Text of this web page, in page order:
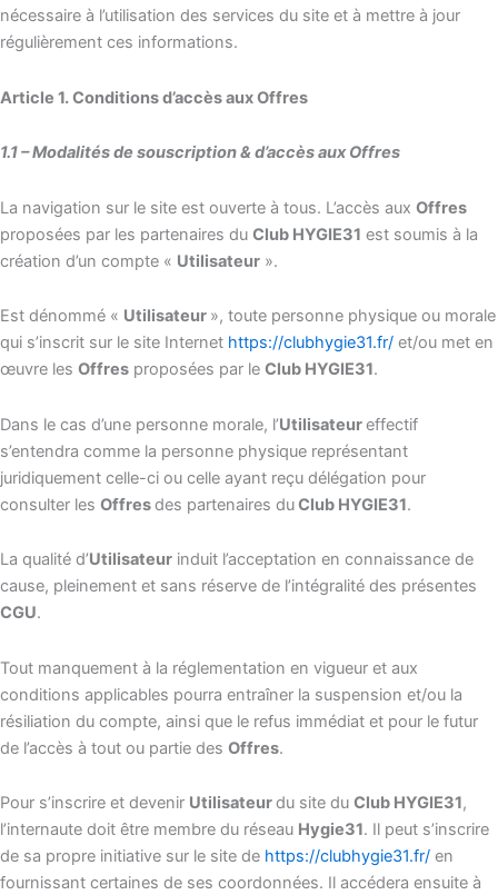
nécessaire à l’utilisation des services du site et à mettre à jour
régulièrement ces informations.
Article 1. Conditions d’accès aux Offres
1.1 – Modalités de souscription & d’accès aux Offres
La navigation sur le site est ouverte à tous. L’accès aux Offres
proposées par les partenaires du Club HYGIE31 est soumis à la
création d’un compte « Utilisateur ».
Est dénommé « Utilisateur », toute personne physique ou morale
qui s’inscrit sur le site Internet https://clubhygie31.fr/ et/ou met en
œuvre les Offres proposées par le Club HYGIE31.
Dans le cas d’une personne morale, l’Utilisateureffectif
s’entendra comme la personne physique représentant
juridiquement celle-ci ou celle ayant reçu délégation pour
consulter les Offresdes partenaires duClub HYGIE31.
La qualité d’Utilisateur induit l’acceptation en connaissance de
cause, pleinement et sans réserve de l’intégralité des présentes
CGU.
Tout manquement à la réglementation en vigueur et aux
conditions applicables pourra entraîner la suspension et/ou la
résiliation du compte, ainsi que le refus immédiat et pour le futur
de l’accès à tout ou partie des Offres.
Pour s’inscrire et devenir Utilisateurdu site du Club HYGIE31,
l’internaute doit être membre du réseau Hygie31. Il peut s’inscrire
de sa propre initiative sur le site de https://clubhygie31.fr/ en
fournissant certaines de ses coordonnées. Il accédera ensuite à